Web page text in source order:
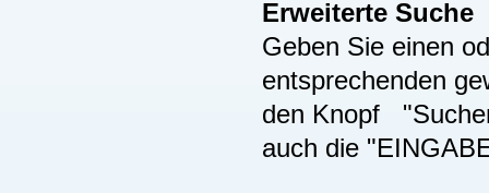
Erweiterte Suche
Geben Sie einen
entsprechenden
den Knopf
auch die